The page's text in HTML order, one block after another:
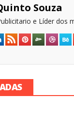
Souza
e Líder dos